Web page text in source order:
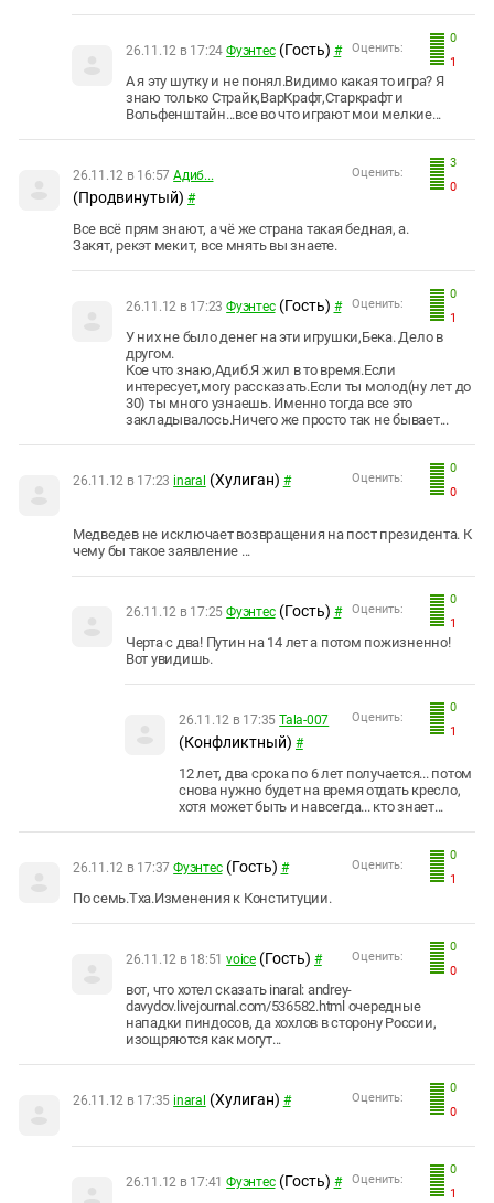
0
1
Оценить:
26.11.12 в 17:24 Фуэнтес (Гость) #
А я эту шутку и не понял.Видимо какая то игра? Я
знаю только Страйк,ВарКрафт,Старкрафт и
Вольфенштайн...все во что играют мои мелкие...
3
0
Оценить:
26.11.12 в 16:57 Адиб...
(Продвинутый) #
Все всё прям знают, а чё же страна такая бедная, а.
Закят, рекэт мекит, все мнять вы знаете.
0
1
Оценить:
26.11.12 в 17:23 Фуэнтес (Гость) #
У них не было денег на эти игрушки,Бека. Дело в
другом.
Кое что знаю,Адиб.Я жил в то время.Если
интересует,могу рассказать.Если ты молод(ну лет до
30) ты много узнаешь. Именно тогда все это
закладывалось.Ничего же просто так не бывает...
0
0
Оценить:
26.11.12 в 17:23 inaral (Хулиган) #
Медведев не исключает возвращения на пост президента. К
чему бы такое заявление ...
0
1
Оценить:
26.11.12 в 17:25 Фуэнтес (Гость) #
Черта с два! Путин на 14 лет а потом пожизненно!
Вот увидишь.
0
1
Оценить:
26.11.12 в 17:35 Tala-007
(Конфликтный) #
12 лет, два срока по 6 лет получается... потом
снова нужно будет на время отдать кресло,
хотя может быть и навсегда... кто знает...
0
1
Оценить:
26.11.12 в 17:37 Фуэнтес (Гость) #
По семь.Тха.Изменения к Конституции.
0
0
Оценить:
26.11.12 в 18:51 voice (Гость) #
вот, что хотел сказать inaral: andrey-
davydov.livejournal.com/536582.html очередные
нападки пиндосов, да хохлов в сторону России,
изощряются как могут...
0
0
Оценить:
26.11.12 в 17:35 inaral (Хулиган) #
0
1
Оценить:
26.11.12 в 17:41 Фуэнтес (Гость) #